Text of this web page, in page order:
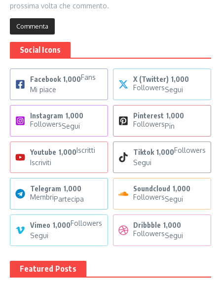
prossima volta che commento.
Social Icons
Facebook 1,000Fans
Mi piace
X (Twitter) 1,000
FollowersSegui
Instagram 1,000
FollowersSegui
Pinterest 1,000
FollowersPin
Youtube 1,000Iscritti
Iscriviti
Tiktok 1,000Followers
Segui
Telegram 1,000
MembriPartecipa
Soundcloud 1,000
FollowersSegui
Vimeo 1,000Followers
Segui
Dribbble 1,000
FollowersSegui
Featured Posts